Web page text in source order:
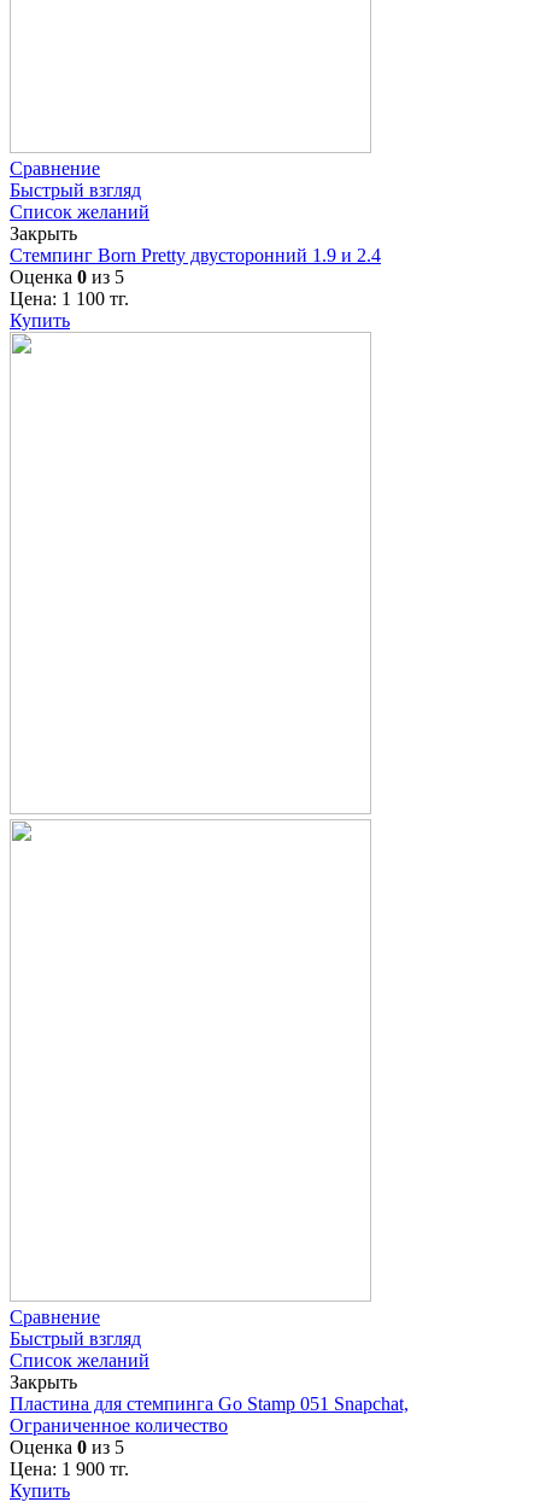
Сравнение
Быстрый взгляд
Список желаний
Закрыть
Стемпинг Born Pretty двусторонний 1.9 и 2.4
Оценка 0 из 5
Цена: 1 100 тг.
Купить
Сравнение
Быстрый взгляд
Список желаний
Закрыть
Пластина для стемпинга Go Stamp 051 Snapchat,
Ограниченное количество
Оценка 0 из 5
Цена: 1 900 тг.
Купить